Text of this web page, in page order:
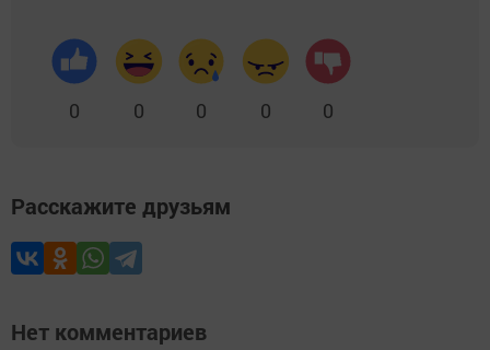
0 0 0 0 0
Расскажите друзьям
Нет комментариев